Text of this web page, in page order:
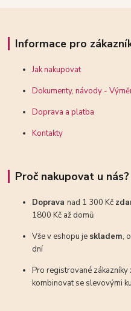
Informace pro
Jak nakupovat
Dokumenty, návody -
Doprava a platba
Kontakty
Proč nakupovat u nás?
Dopravanad 1 300 Kč
1800 Kč až domů
Vše v eshopu je skladem,
dní
Pro registrované zákazníky
kombinovat se slevovými